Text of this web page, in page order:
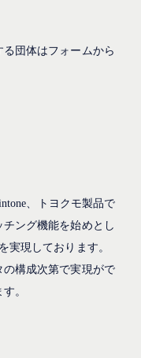
団体はフォームから
、トヨクモ製品で
ング機能を始めとし
実現しております。
構成次第で実現がで
。